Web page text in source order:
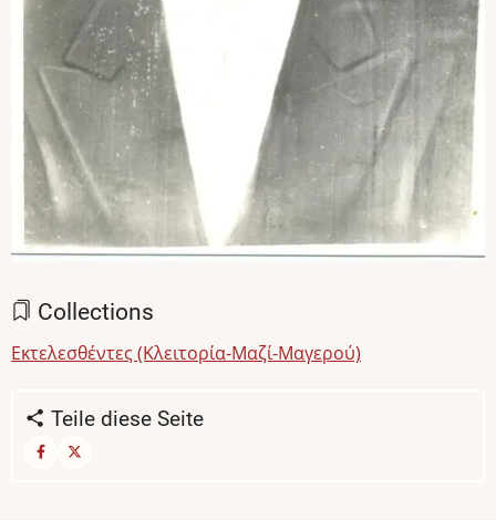
Collections
Εκτελεσθέντες (Κλειτορία-Μαζί-Μαγερού)
Teile diese Seite